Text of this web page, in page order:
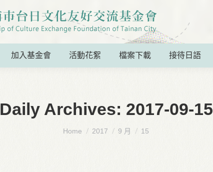
加入基金會 活動花絮 檔案下載 接待日語
Daily Archives: 2017-09-15
You are here:
Home 2017 9 月 15